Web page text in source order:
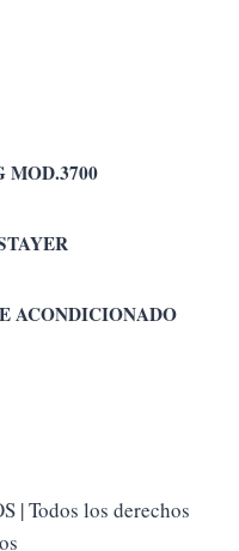
ACONDICIONADO
| Todos los derechos